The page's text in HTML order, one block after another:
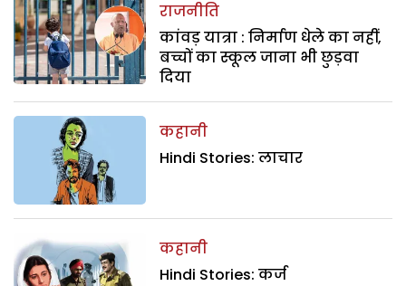
राजनीति
कांवड़ यात्रा : निर्माण धेले का नहीं,
बच्चों का स्कूल जाना भी छुड़वा
दिया
कहानी
Hindi Stories: लाचार
कहानी
Hindi Stories: कर्ज